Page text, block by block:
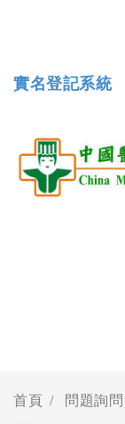
實名登記系統
首頁 問題詢問